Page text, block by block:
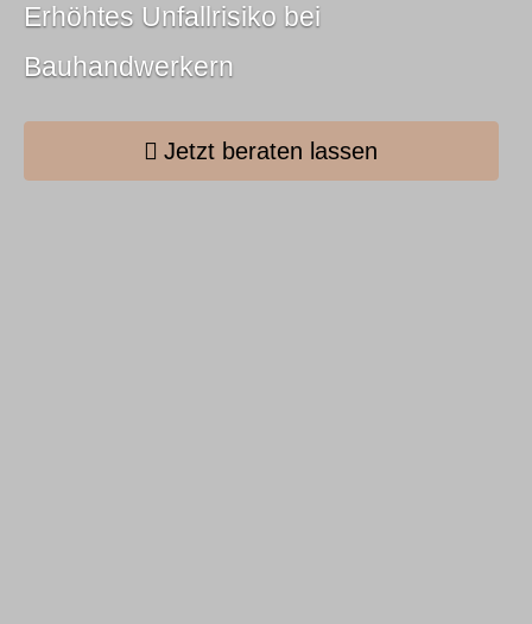
Erhöhtes Unfallrisiko bei
Bauhandwerkern
Jetzt beraten lassen